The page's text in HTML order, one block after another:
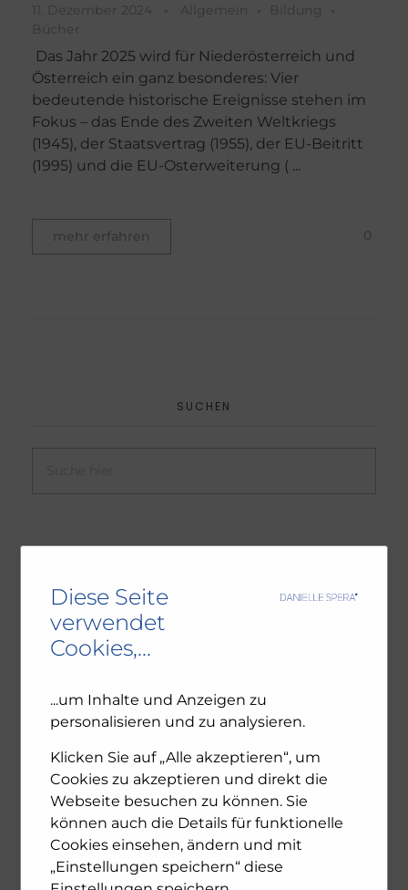
11. Dezember 2024 Allgemein
Bildung
Bücher
Das Jahr 2025 wird für Niederösterreich und
Österreich ein ganz besonderes: Vier
bedeutende historische Ereignisse stehen im
Fokus – das Ende des Zweiten Weltkriegs
(1945), der Staatsvertrag (1955), der EU-Beitritt
(1995) und die EU-Osterweiterung ( ...
mehr erfahren 0
SUCHEN
Ambivalenz in den jüdischen Gemeinden – NU102
ORF-III-Dokumentation „Das jüdische Wien“
Leseprobe: Bewegte Zeiten – Erinnern für die
ARCHIV
Dezember 2025
November 2025
Oktober 2025
Juli 2025
Juni 2025
Diese Seite
verwendet
Cookies,...
...um Inhalte und Anzeigen zu
personalisieren und zu analysieren.
Klicken Sie auf „Alle akzeptieren“, um
Cookies zu akzeptieren und direkt die
Webseite besuchen zu können. Sie
können auch die Details für funktionelle
Cookies einsehen, ändern und mit
„Einstellungen speichern“ diese